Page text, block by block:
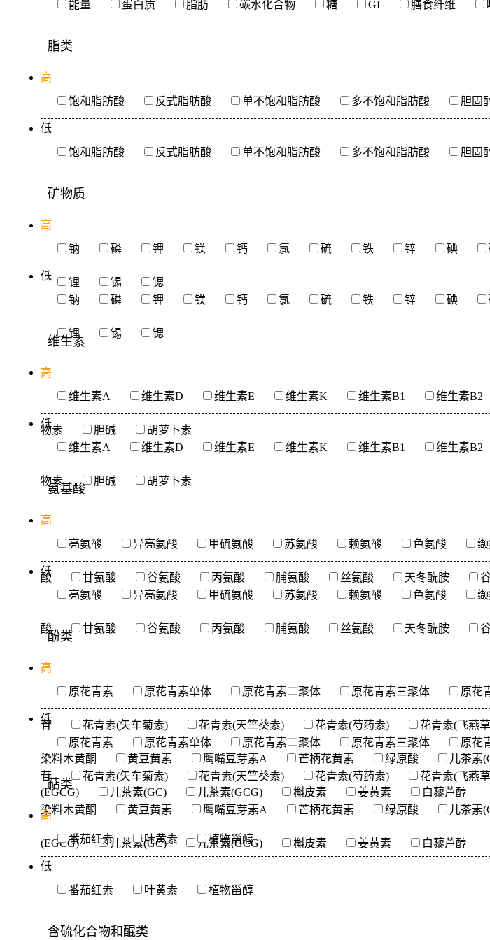
能量
蛋白质 脂肪 碳水化合物 糖 GI 膳食纤维
脂类
高
饱和脂肪酸
反式脂肪酸 单不饱和脂肪酸 多不饱和脂肪酸 胆固
低
饱和脂肪酸
反式脂肪酸 单不饱和脂肪酸 多不饱和脂肪酸 胆固
矿物质
高
钠
磷 钾 镁 钙 氯 硫 铁 锌 碘
锂 锡 锶
低
钠
磷 钾 镁 钙 氯 硫 铁 锌 碘
锂 锡 锶
维生素
高
维生素A
维生素D 维生素E 维生素K 维生素B1 维生素B2
物素 胆碱 胡萝卜素
低
维生素A
维生素D 维生素E 维生素K 维生素B1 维生素B2
物素 胆碱 胡萝卜素
氨基酸
高
亮氨酸
异亮氨酸 甲硫氨酸 苏氨酸 赖氨酸 色氨酸
酸 甘氨酸 谷氨酸 丙氨酸 脯氨酸 丝氨酸 天冬酰胺
低
亮氨酸
异亮氨酸 甲硫氨酸 苏氨酸 赖氨酸 色氨酸
酸 甘氨酸 谷氨酸 丙氨酸 脯氨酸 丝氨酸 天冬酰胺
酚类
高
原花青素
原花青素单体 原花青素二聚体 原花青素三聚体 原花
苷 花青素(矢车菊素) 花青素(天竺葵素) 花青素(芍药素) 花青素(飞燕
染料木黄酮 黄豆黄素 鹰嘴豆芽素A 芒柄花黄素 绿原酸 儿茶素
(EGCG) 儿茶素(GC) 儿茶素(GCG) 槲皮素 姜黄素 白藜芦醇
低
原花青素
原花青素单体 原花青素二聚体 原花青素三聚体 原花
苷 花青素(矢车菊素) 花青素(天竺葵素) 花青素(芍药素) 花青素(飞燕
染料木黄酮 黄豆黄素 鹰嘴豆芽素A 芒柄花黄素 绿原酸 儿茶素
(EGCG) 儿茶素(GC) 儿茶素(GCG) 槲皮素 姜黄素 白藜芦醇
萜类
高
番茄红素
叶黄素 植物甾醇
低
番茄红素
叶黄素 植物甾醇
含硫化合物和醌类